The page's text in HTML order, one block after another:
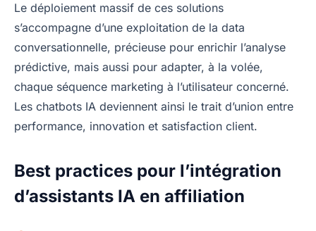
Le déploiement massif de ces solutions
s’accompagne d’une exploitation de la data
conversationnelle, précieuse pour enrichir l’analyse
prédictive, mais aussi pour adapter, à la volée,
chaque séquence marketing à l’utilisateur concerné.
Les chatbots IA deviennent ainsi le trait d’union entre
performance, innovation et satisfaction client.
Best practices pour l’intégration
d’assistants IA en affiliation